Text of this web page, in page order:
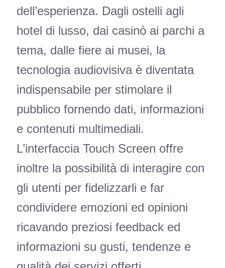
dell’esperienza. Dagli ostelli agli
hotel di lusso, dai casinò ai parchi a
tema, dalle fiere ai musei, la
tecnologia audiovisiva è diventata
indispensabile per stimolare il
pubblico fornendo dati, informazioni
e contenuti multimediali.
L’interfaccia Touch Screen offre
inoltre la possibilità di interagire con
gli utenti per fidelizzarli e far
condividere emozioni ed opinioni
ricavando preziosi feedback ed
informazioni su gusti, tendenze e